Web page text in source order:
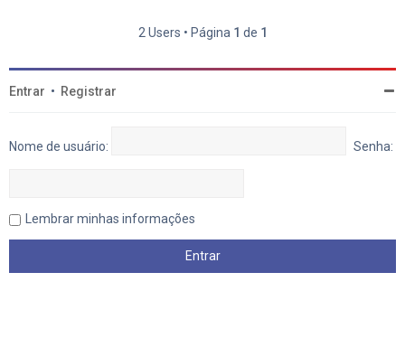
2 Users • Página 1 de 1
Entrar • Registrar
Nome de usuário: Senha:
Lembrar minhas informações